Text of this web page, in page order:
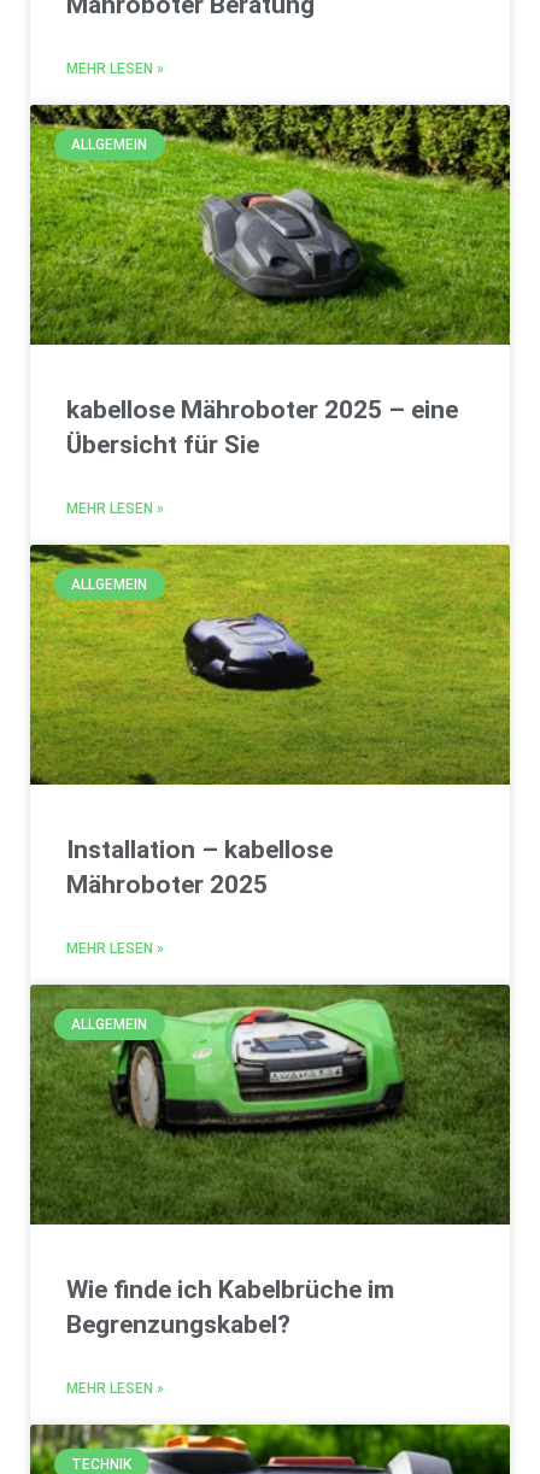
MEHR LESEN »
ALLGEMEIN
kabellose Mähroboter 2025 – eine
Übersicht für Sie
MEHR LESEN »
ALLGEMEIN
Installation – kabellose
Mähroboter 2025
MEHR LESEN »
ALLGEMEIN
Wie finde ich Kabelbrüche im
Begrenzungskabel?
MEHR LESEN »
TECHNIK